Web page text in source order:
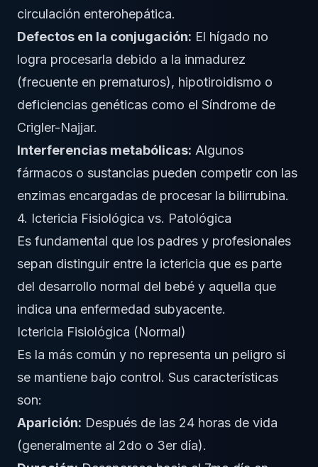
circulación enterohepática.
Defectos en la conjugación: El hígado no
logra procesarla debido a la inmadurez
(frecuente en prematuros), hipotiroidismo o
deficiencias genéticas como el Síndrome de
Crigler-Najjar.
Interferencias metabólicas: Algunos
fármacos o sustancias pueden competir con las
enzimas encargadas de procesar la bilirrubina.
4. Ictericia Fisiológica vs. Patológica
Es fundamental que los padres y profesionales
sepan distinguir entre la ictericia que es parte
del desarrollo normal del bebé y aquella que
indica una enfermedad subyacente.
Ictericia Fisiológica (Normal)
Es la más común y no representa un peligro si
se mantiene bajo control. Sus características
son:
Aparición: Después de las 24 horas de vida
(generalmente al 2do o 3er día).